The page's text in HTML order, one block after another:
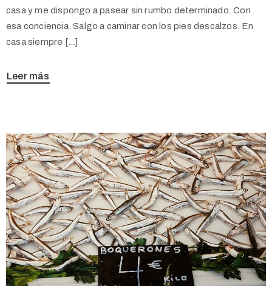
casa y me dispongo a pasear sin rumbo determinado. Con
esa conciencia. Salgo a caminar con los pies descalzos. En
casa siempre […]
Leer más